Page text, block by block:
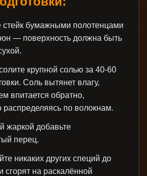
стейк бумажными полотенцами
— поверхность должна быть
крупной солью за 40-60
Соль вытянет влагу,
впитается обратно,
по волокнам.
жаркой добавьте
перец.
никаких других специй до
на раскалённой